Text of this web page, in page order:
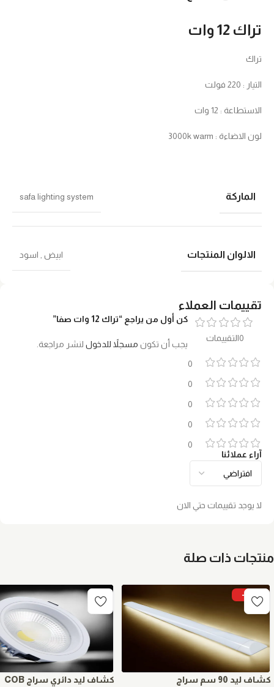
تقييمات العملاء
0التقييمات
0
0
0
0
0
آراء عملائنا
لا يوجد تقييمات حتي الان
كن أول من يراجع “تراك 12 وات صفا”
يجب أن تكون مسجلاً للدخول لنشر مراجعة.
تراك 12 وات
تراك
التيار : 220 فولت
الاستطاعة : 12 وات
لون الاضاءة : 3000k warm
الماركة safa lighting system
الالوان المنتجات ابيض اسود
منتجات ذات صلة
-5%
كشاف ليد 90 سم سراج كشاف ليد دائري سراج COB